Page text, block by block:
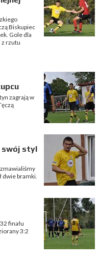
Biskupiec
Gole dla
z rzutu
zagrają w
swój styl
dwie bramki.
finału
3:2